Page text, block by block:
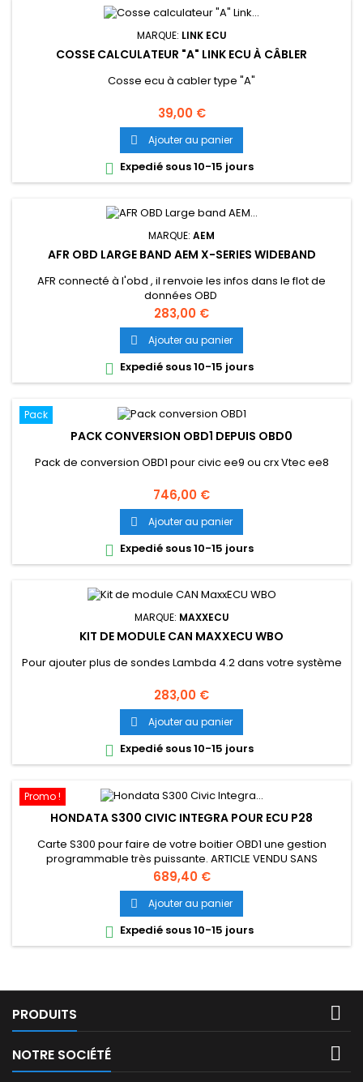
MARQUE: LINK ECU
COSSE CALCULATEUR "A" LINK ECU À CÂBLER
Cosse ecu à cabler type "A"
Prix
39,00 €
 Ajouter au panier
 Expedié sous 10-15 jours
MARQUE: AEM
AFR OBD LARGE BAND AEM X-SERIES WIDEBAND
AFR connecté à l'obd , il renvoie les infos dans le flot de
données OBD
Prix
283,00 €
 Ajouter au panier
 Expedié sous 10-15 jours
Pack
PACK CONVERSION OBD1 DEPUIS OBD0
Pack de conversion OBD1 pour civic ee9 ou crx Vtec ee8
Prix
746,00 €
 Ajouter au panier
 Expedié sous 10-15 jours
MARQUE: MAXXECU
KIT DE MODULE CAN MAXXECU WBO
Pour ajouter plus de sondes Lambda 4.2 dans votre système
Prix
283,00 €
 Ajouter au panier
 Expedié sous 10-15 jours
Promo !
HONDATA S300 CIVIC INTEGRA POUR ECU P28
Carte S300 pour faire de votre boitier OBD1 une gestion
programmable très puissante. ARTICLE VENDU SANS
CALCULATEUR
Prix
689,40 €
 Ajouter au panier
 Expedié sous 10-15 jours
PRODUITS 
NOTRE SOCIÉTÉ 